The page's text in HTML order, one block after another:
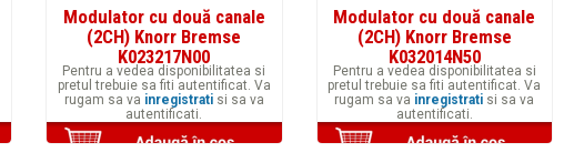
Modulator cu două canale
(2CH) Knorr Bremse
K023217N00
Pentru a vedea disponibilitatea si
pretul trebuie sa fiti autentificat. Va
rugam sa va inregistratisi sa va
autentificati.
Modulator cu două canale
(2CH) Knorr Bremse
K032014N50
Pentru a vedea disponibilitatea si
pretul trebuie sa fiti autentificat. Va
rugam sa va inregistrati si sa va
autentificati.